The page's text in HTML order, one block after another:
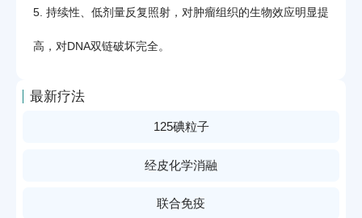
5. 持续性、低剂量反复照射，对肿瘤组织的生物效应明显提
高，对DNA双链破坏完全。
最新疗法
125碘粒子
经皮化学消融
联合免疫